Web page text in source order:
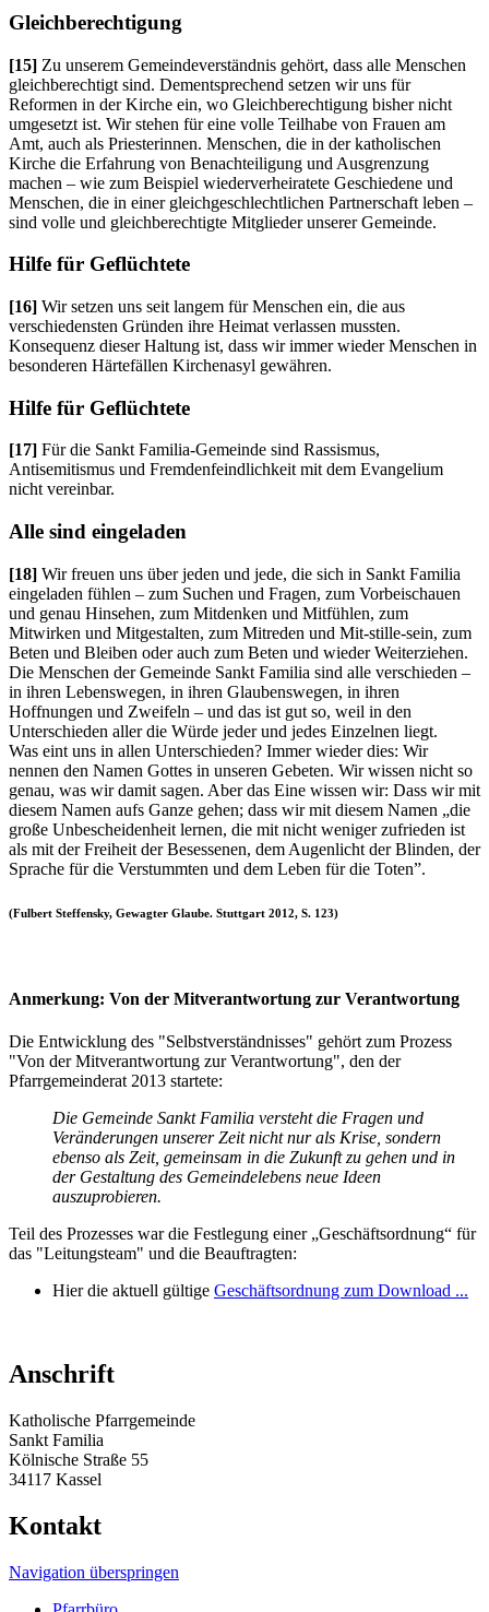
Gleichberechtigung
[15] Zu unserem Gemeindeverständnis gehört, dass alle Menschen
gleichberechtigt sind. Dementsprechend setzen wir uns für
Reformen in der Kirche ein, wo Gleichberechtigung bisher nicht
umgesetzt ist. Wir stehen für eine volle Teilhabe von Frauen am
Amt, auch als Priesterinnen. Menschen, die in der katholischen
Kirche die Erfahrung von Benachteiligung und Ausgrenzung
machen – wie zum Beispiel wiederverheiratete Geschiedene und
Menschen, die in einer gleichgeschlechtlichen Partnerschaft leben –
sind volle und gleichberechtigte Mitglieder unserer Gemeinde.
Hilfe für Geflüchtete
[16] Wir setzen uns seit langem für Menschen ein, die aus
verschiedensten Gründen ihre Heimat verlassen mussten.
Konsequenz dieser Haltung ist, dass wir immer wieder Menschen in
besonderen Härtefällen Kirchenasyl gewähren.
Hilfe für Geflüchtete
[17] Für die Sankt Familia-Gemeinde sind Rassismus,
Antisemitismus und Fremdenfeindlichkeit mit dem Evangelium
nicht vereinbar.
Alle sind eingeladen
[18] Wir freuen uns über jeden und jede, die sich in Sankt Familia
eingeladen fühlen – zum Suchen und Fragen, zum Vorbeischauen
und genau Hinsehen, zum Mitdenken und Mitfühlen, zum
Mitwirken und Mitgestalten, zum Mitreden und Mit-stille-sein, zum
Beten und Bleiben oder auch zum Beten und wieder Weiterziehen.
Die Menschen der Gemeinde Sankt Familia sind alle verschieden –
in ihren Lebenswegen, in ihren Glaubenswegen, in ihren
Hoffnungen und Zweifeln – und das ist gut so, weil in den
Unterschieden aller die Würde jeder und jedes Einzelnen liegt.
Was eint uns in allen Unterschieden? Immer wieder dies: Wir
nennen den Namen Gottes in unseren Gebeten. Wir wissen nicht so
genau, was wir damit sagen. Aber das Eine wissen wir: Dass wir mit
diesem Namen aufs Ganze gehen; dass wir mit diesem Namen „die
große Unbescheidenheit lernen, die mit nicht weniger zufrieden ist
als mit der Freiheit der Besessenen, dem Augenlicht der Blinden, der
Sprache für die Verstummten und dem Leben für die Toten”.
(Fulbert Steffensky, Gewagter Glaube. Stuttgart 2012, S. 123)
Anmerkung: Von der Mitverantwortung zur Verantwortung
Die Entwicklung des "Selbstverständnisses" gehört zum Prozess
"Von der Mitverantwortung zur Verantwortung", den der
Pfarrgemeinderat 2013 startete:
Die Gemeinde Sankt Familia versteht die Fragen und
Veränderungen unserer Zeit nicht nur als Krise, sondern
ebenso als Zeit, gemeinsam in die Zukunft zu gehen und in
der Gestaltung des Gemeindelebens neue Ideen
auszuprobieren.
Teil des Prozesses war die Festlegung einer „Geschäftsordnung“ für
das "Leitungsteam" und die Beauftragten:
Hier die aktuell gültige Geschäftsordnung zum Download ...
Anschrift
Katholische Pfarrgemeinde
Sankt Familia
Kölnische Straße 55
34117 Kassel
Kontakt
Navigation überspringen